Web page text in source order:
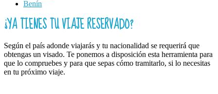
Benín
¿YA TIENES TU VIAJE RESERVADO?
Según el país adonde viajarás y tu nacionalidad se requerirá que
obtengas un visado. Te ponemos a disposición esta herramienta para
que lo compruebes y para que sepas cómo tramitarlo, si lo necesitas
en tu próximo viaje.